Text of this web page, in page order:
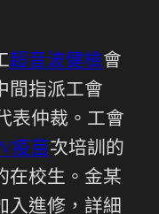
超音波健檢會
間指派工會
表仲裁。工會
疫苗次培訓的
在校生。金某
入進修，詳細